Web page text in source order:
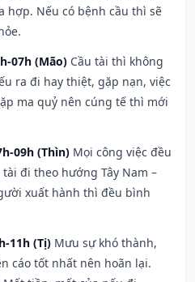
hợp. Nếu có bệnh cầu thì sẽ
07h (Mão) Cầu tài thì không
ra đi hay thiệt, gặp nạn, việc
ma quỷ nên cúng tế thì mới
09h (Thìn) Mọi công việc đều
đi theo hướng Tây Nam –
xuất hành thì đều bình
11h (Tị) Mưu sự khó thành,
cáo tốt nhất nên hoãn lại.